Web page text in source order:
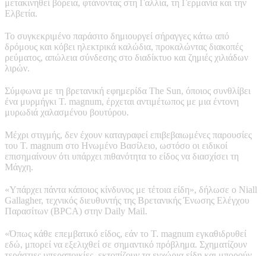
μετακινηθεί βόρεια, φτάνοντας στη Γαλλία, τη Γερμανία και την
Ελβετία.
Το συγκεκριμένο παράσιτο δημιουργεί σήραγγες κάτω από
δρόμους και κόβει ηλεκτρικά καλώδια, προκαλώντας διακοπές
ρεύματος, απώλεια σύνδεσης στο διαδίκτυο και ζημιές χιλιάδων
λιρών.
Σύμφωνα με τη βρετανική εφημερίδα The Sun, όποιος συνθλίβει
ένα μυρμήγκι T. magnum, έρχεται αντιμέτωπος με μια έντονη
μυρωδιά χαλασμένου βουτύρου.
Μέχρι στιγμής, δεν έχουν καταγραφεί επιβεβαιωμένες παρουσίες
του T. magnum στο Ηνωμένο Βασίλειο, ωστόσο οι ειδικοί
επισημαίνουν ότι υπάρχει πιθανότητα το είδος να διασχίσει τη
Μάγχη.
«Υπάρχει πάντα κάποιος κίνδυνος με τέτοια είδη», δήλωσε ο Niall
Gallagher, τεχνικός διευθυντής της Βρετανικής Ένωσης Ελέγχου
Παρασίτων (BPCA) στην Daily Mail.
«Όπως κάθε επεμβατικό είδος, εάν το T. magnum εγκαθιδρυθεί
εδώ, μπορεί να εξελιχθεί σε σημαντικό πρόβλημα. Σχηματίζουν